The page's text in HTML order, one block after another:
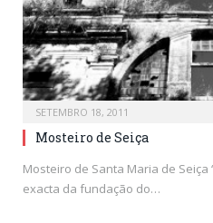
SETEMBRO 18, 2011
Mosteiro de Seiça
Mosteiro de Santa Maria de
exacta da fundação do…